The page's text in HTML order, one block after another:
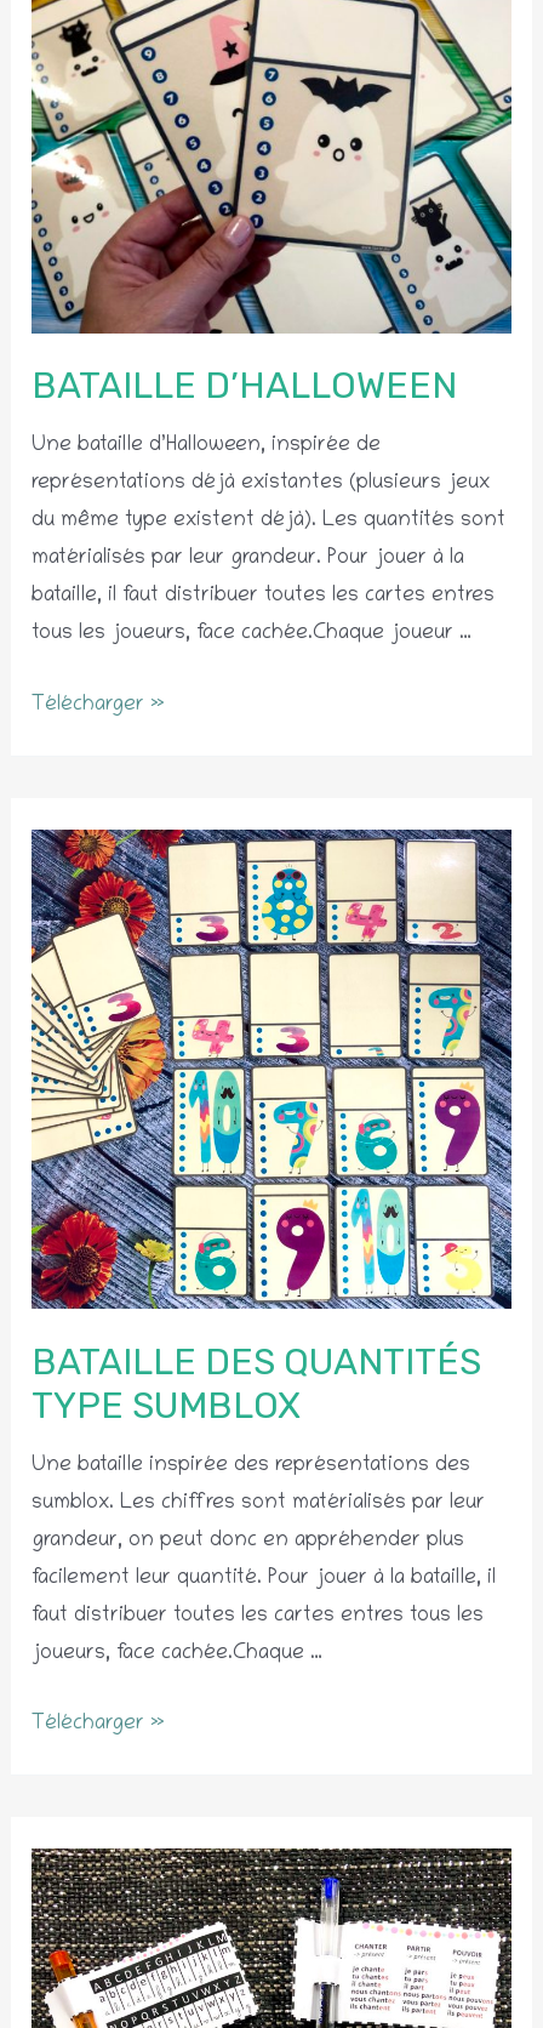
BATAILLE D’HALLOWEEN
Une bataille d’Halloween, inspirée de
représentations déjà existantes (plusieurs jeux
du même type existent déjà). Les quantités sont
matérialisés par leur grandeur. Pour jouer à la
bataille, il faut distribuer toutes les cartes entres
tous les joueurs, face cachée.Chaque joueur …
Bataille
Télécharger »
BATAILLE DES QUANTITÉS
TYPE SUMBLOX
Une bataille inspirée des représentations des
sumblox. Les chiffres sont matérialisés par leur
grandeur, on peut donc en appréhender plus
facilement leur quantité. Pour jouer à la bataille, il
faut distribuer toutes les cartes entres tous les
joueurs, face cachée.Chaque …
Bataille
Sumblox
Télécharger »